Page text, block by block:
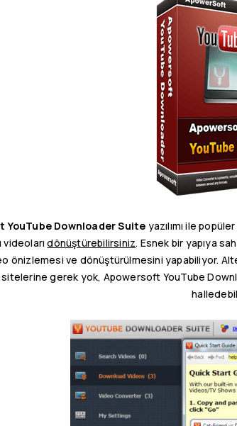
YouTube Downloader Suite yazılımı ile
videolarıdönüştürebilirsiniz. Esnek bir yapıya
önizlemesi ve dönüştürülmesini yapabiliyor.
gerek yok, Apowersoft YouTube